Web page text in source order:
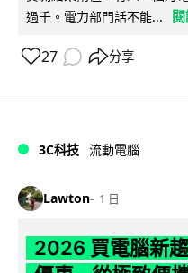
過千。電力部門話不能...
27 分享
3C科技 流動電腦
Lawton 1 日
2026 買電腦新